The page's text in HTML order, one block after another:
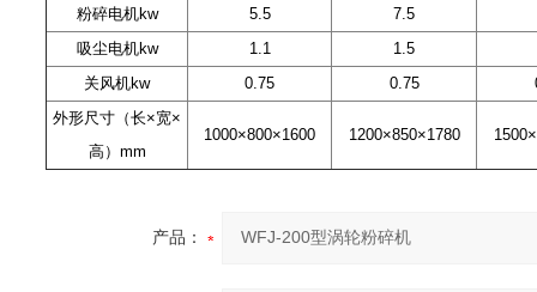
粉碎电机kw
5.5
7.5
吸尘电机kw
1.1
1.5
关风机kw
0.75 0.75
外形尺寸（长×宽×
高）mm
1000×800×1600 1200×850×1780
产品：